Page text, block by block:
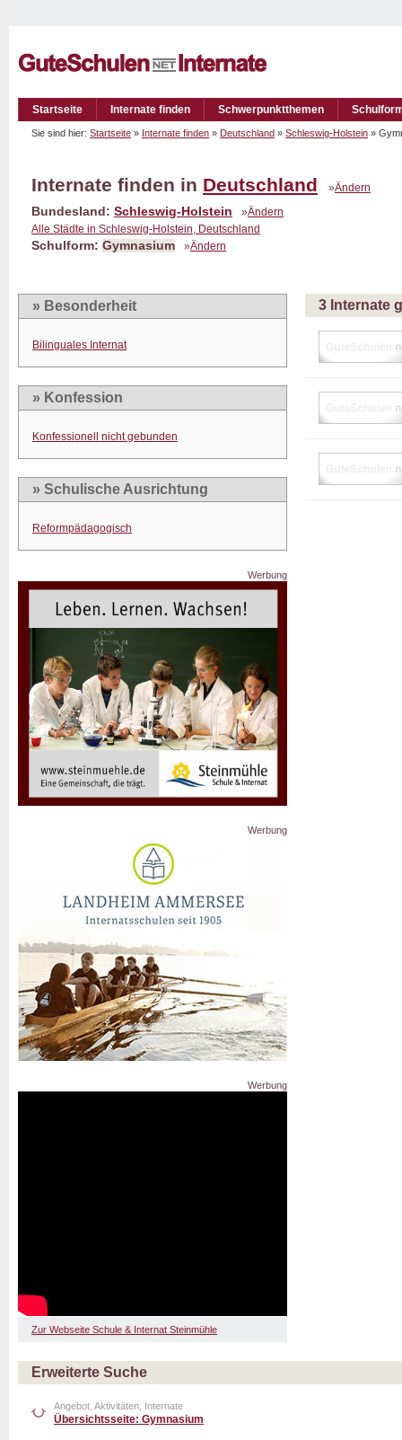
Startseite Internate finden Schwerpunktthemen
Sie sind hier: Startseite » Internate finden » Deutschland » Schleswig-Holstein »
Internate finden in Deutschland »Ändern
Bundesland: Schleswig-Holstein »Ändern
Alle Städte in Schleswig-Holstein, Deutschland
Schulform: Gymnasium »Ändern
» Besonderheit
Bilinguales Internat
» Konfession
Konfessionell nicht gebunden
» Schulische Ausrichtung
Reformpädagogisch
Werbung
Werbung
Werbung
Zur Webseite Schule & Internat Steinmühle
3 Internate
Erweiterte Suche
Angebot, Aktivitäten, Internate
Übersichtsseite: Gymnasium